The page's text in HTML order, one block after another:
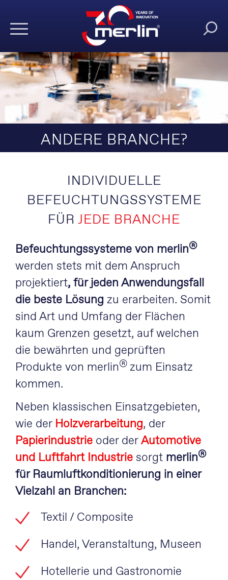
ANDERE BRANCHE?
INDIVIDUELLE
BEFEUCHTUNGSSYSTEME
FÜR JEDE BRANCHE
Befeuchtungssysteme von merlin®
werden stets mit dem Anspruch
projektiert, für jeden Anwendungsfall
die beste Lösung zu erarbeiten. Somit
sind Art und Umfang der Flächen
kaum Grenzen gesetzt, auf welchen
die bewährten und geprüften
Produkte von merlin® zum Einsatz
kommen.
Neben klassischen Einsatzgebieten,
wie der Holzverarbeitung, der
Papierindustrie oder derAutomotive
und Luftfahrt Industrie sorgt merlin®
für Raumluftkonditionierung in einer
Vielzahl an Branchen:
Textil / Composite
Handel, Veranstaltung, Museen
Hotellerie und Gastronomie